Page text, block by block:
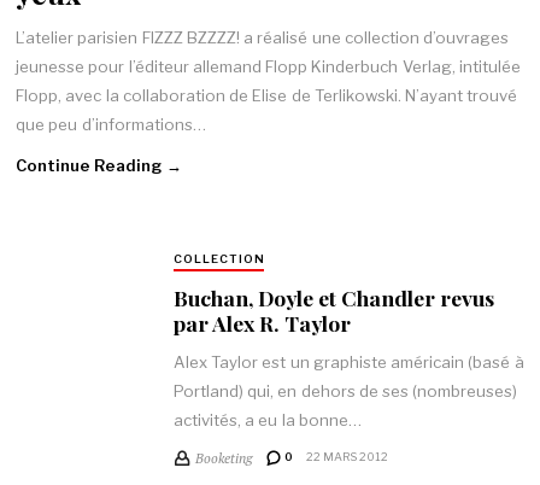
L’atelier parisien FIZZZ BZZZZ! a réalisé une collection d’ouvrages
jeunesse pour l’éditeur allemand Flopp Kinderbuch Verlag, intitulée
Flopp, avec la collaboration de Elise de Terlikowski. N’ayant trouvé
que peu d’informations…
Continue Reading →
COLLECTION
Buchan, Doyle et Chandler revus
par Alex R. Taylor
Alex Taylor est un graphiste américain (basé à
Portland) qui, en dehors de ses (nombreuses)
activités, a eu la bonne…
Booketing 0 22 MARS 2012